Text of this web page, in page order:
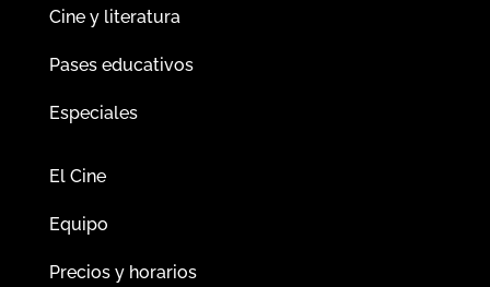
Cine y literatura
Pases educativos
Especiales
El Cine
Equipo
Precios y horarios